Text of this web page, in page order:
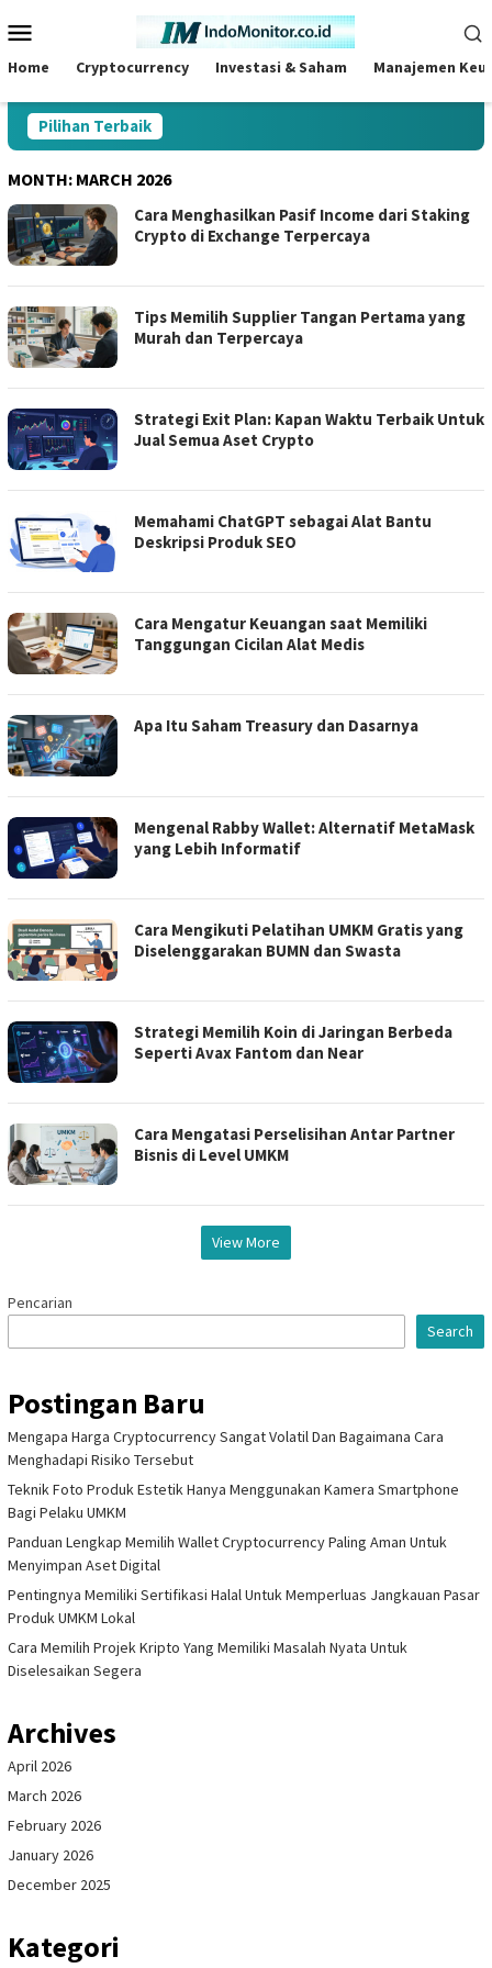
to
Menu
Home Cryptocurrency Investasi & Saham Manajemen
Pilihan Terbaik
MONTH: MARCH 2026
Cara Menghasilkan Pasif Income dari Staking
Crypto di Exchange Terpercaya
Tips Memilih Supplier Tangan Pertama yang
Murah dan Terpercaya
Strategi Exit Plan: Kapan Waktu Terbaik Untuk
Jual Semua Aset Crypto
Memahami ChatGPT sebagai Alat Bantu
Deskripsi Produk SEO
Cara Mengatur Keuangan saat Memiliki
Tanggungan Cicilan Alat Medis
Apa Itu Saham Treasury dan Dasarnya
Mengenal Rabby Wallet: Alternatif MetaMask
yang Lebih Informatif
Cara Mengikuti Pelatihan UMKM Gratis yang
Diselenggarakan BUMN dan Swasta
Strategi Memilih Koin di Jaringan Berbeda
Seperti Avax Fantom dan Near
Cara Mengatasi Perselisihan Antar Partner
Bisnis di Level UMKM
View More
Pencarian
Search
Postingan Baru
Mengapa Harga Cryptocurrency Sangat Volatil Dan Bagaimana Cara
Menghadapi Risiko Tersebut
Teknik Foto Produk Estetik Hanya Menggunakan Kamera Smartphone
Bagi Pelaku UMKM
Panduan Lengkap Memilih Wallet Cryptocurrency Paling Aman Untuk
Menyimpan Aset Digital
Pentingnya Memiliki Sertifikasi Halal Untuk Memperluas Jangkauan Pasar
Produk UMKM Lokal
Cara Memilih Projek Kripto Yang Memiliki Masalah Nyata Untuk
Diselesaikan Segera
Archives
April 2026
March 2026
February 2026
January 2026
December 2025
Kategori